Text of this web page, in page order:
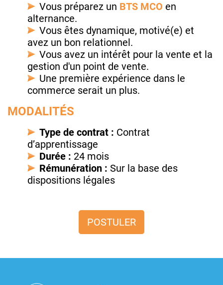
Vous préparez un BTS MCO en
alternance.
Vous êtes dynamique, motivé(e) et
avez un bon relationnel.
Vous avez un intérêt pour la vente et la
gestion d'un point de vente.
Une première expérience dans le
commerce serait un plus.
MODALITÉS
Type de contrat : Contrat
d’apprentissage
Durée : 24 mois
Rémunération : Sur la base des
dispositions légales
POSTULER